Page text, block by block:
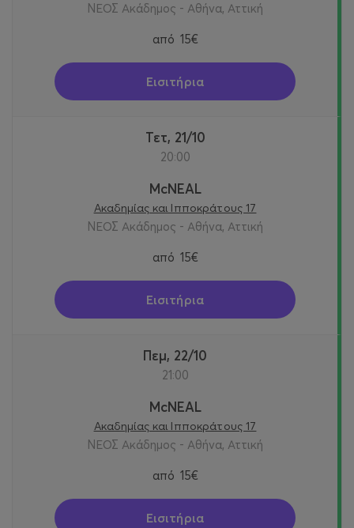
ΝΕΟΣ Ακάδημος - Αθήνα, Αττική
από 15€
Εισιτήρια
Τετ, 21/10
20:00
McNEAL
Ακαδημίας και Ιπποκράτους 17
ΝΕΟΣ Ακάδημος - Αθήνα, Αττική
από 15€
Εισιτήρια
Πεμ, 22/10
21:00
McNEAL
Ακαδημίας και Ιπποκράτους 17
ΝΕΟΣ Ακάδημος - Αθήνα, Αττική
από 15€
Εισιτήρια